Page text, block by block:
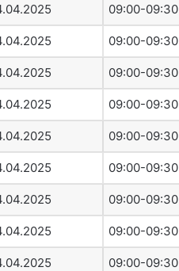
09:00-09:30
09:00-09:30
09:00-09:30
09:00-09:30
09:00-09:30
09:00-09:30
09:00-09:30
09:00-09:30
09:00-09:30